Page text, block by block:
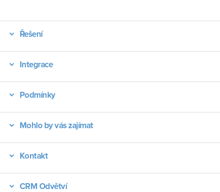
Řešení
Integrace
Podmínky
Mohlo by vás zajímat
Kontakt
CRM Odvětví